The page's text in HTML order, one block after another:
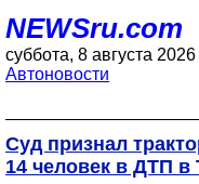
NEWSru.com
суббота, 8 августа 2026
Автоновости
Суд признал
14 человек в ДТП в